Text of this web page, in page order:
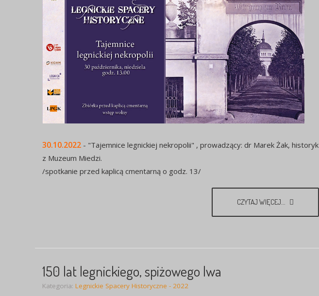
30.10.2022 - "Tajemnice legnickiej nekropolii" , prowadzący: dr Marek Żak, historyk
z Muzeum Miedzi.
/spotkanie przed kaplicą cmentarną o godz. 13/
CZYTAJ WIĘCEJ...
150 lat legnickiego, spiżowego lwa
Kategoria: Legnickie Spacery Historyczne - 2022